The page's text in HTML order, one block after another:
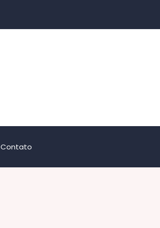
Contato